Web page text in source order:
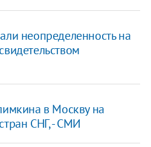
неопределенность на
в Москву на
СНГ, - СМИ